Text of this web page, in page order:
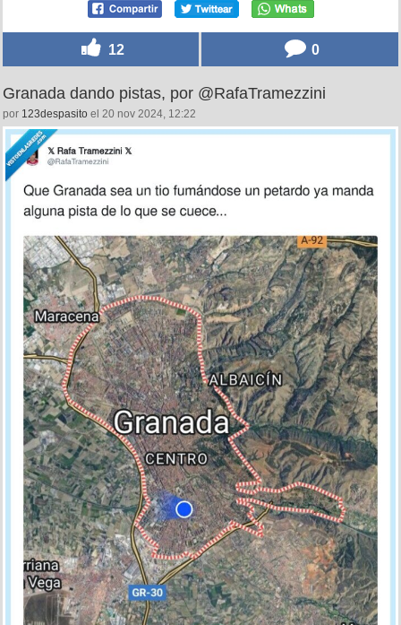
12 0
Granada dando pistas, por @RafaTramezzini
por 123despasito el 20 nov 2024, 12:22